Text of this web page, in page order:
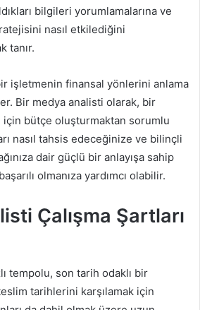
bilgileri yorumlamalarına ve
nasıl etkilediğini
tanır.
işletmenin finansal yönlerini anlama
Bir medya analisti olarak, bir
için bütçe oluşturmaktan sorumlu
nasıl tahsis edeceğinize ve bilinçli
dair güçlü bir anlayışa sahip
olmanıza yardımcı olabilir.
Çalışma Şartları
tempolu, son tarih odaklı bir
tarihlerini karşılamak için